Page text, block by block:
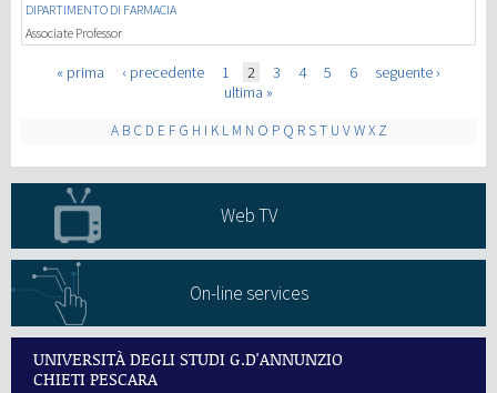
DIPARTIMENTO DI FARMACIA
Associate Professor
Pages« prima ‹ precedente 1 2 3 4 5 6
seguente ›
ultima »
A B C D E F G H I K L M N O P Q R S T U V W X Z
Web TV
On-line services
UNIVERSITÀ DEGLI STUDI G.D'ANNUNZIO
CHIETI PESCARA